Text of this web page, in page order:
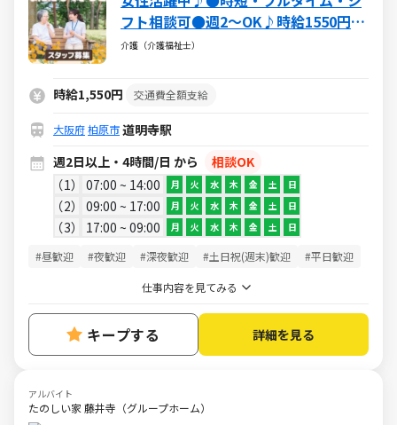
フト相談可●週2～OK♪時給1550円
【派遣：介護福祉士】
介護（介護福祉士）
時給1,550円 交通費全額支給
大阪府柏原市道明寺駅
週2日以上・4時間/日 から
相談OK
1
07:00 ~ 14:00 月 火 水 木 金 土 日
2 09:00 ~ 17:00 月 火 水 木 金 土 日
3 17:00 ~ 09:00 月 火 水 木 金 土 日
#昼歓迎 #夜歓迎 #深夜歓迎 #土日祝(週末)歓迎 #平日歓迎
仕事内容を見てみる
キープする 詳細を見る
アルバイト
たのしい家 藤井寺（グループホーム）